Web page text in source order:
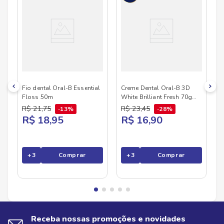
Fio dental Oral-B Essential
Floss 50m
R$ 21,75 13%
R$ 18,95
+3 Comprar
Creme Dental Oral-B 3D
White Brilliant Fresh 70g
L3P2
R$ 23,45 28%
R$ 16,90
+3 Comprar
Receba nossas promoções e novidades